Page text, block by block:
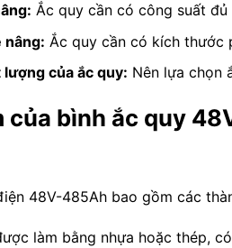
Ắc quy cần có công suất
nâng: Ắc quy cần có kích thước
của ắc quy: Nên lựa chọn
của bình ắc quy
48V-485Ah bao gồm các
làm bằng nhựa hoặc thép,